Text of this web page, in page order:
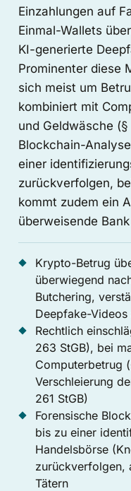
Einzahlungen auf
Einmal-Wallets
KI-generierte
Prominenter diese
sich meist um
kombiniert mit
und Geldwäsche
Blockchain-
einer
zurückverfolgen,
kommt zudem ein
überweisende
Krypto-Betrug
überwiegend
Butchering,
Deepfake-
Rechtlich
263 StGB), bei
Computerbetrug
Verschleierung
261 StGB)
Forensische
bis zu einer
Handelsbörse
zurückverfolgen,
Tätern